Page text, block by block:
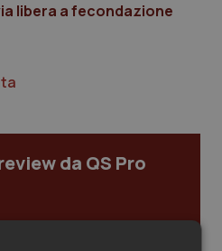
di Bolzano
libera a fecondazione
da QS Pro